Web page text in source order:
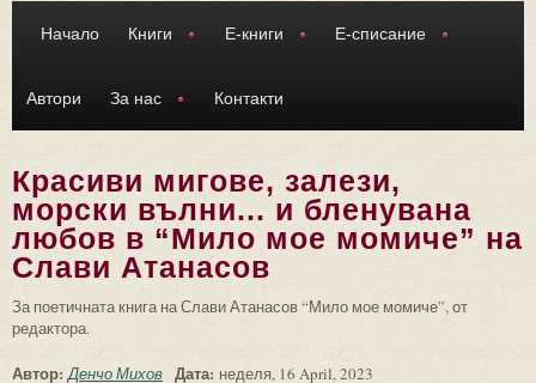
Начало Книги Е-книги Е-списание
Автори За нас Контакти
Красиви мигове, залези,
морски вълни... и бленувана
любов в “Мило мое момиче” на
Слави Атанасов
За поетичната книга на Слави Атанасов “Мило мое момиче”, от
редактора.
Автор:Денчо Михов Дата: неделя, 16 April, 2023